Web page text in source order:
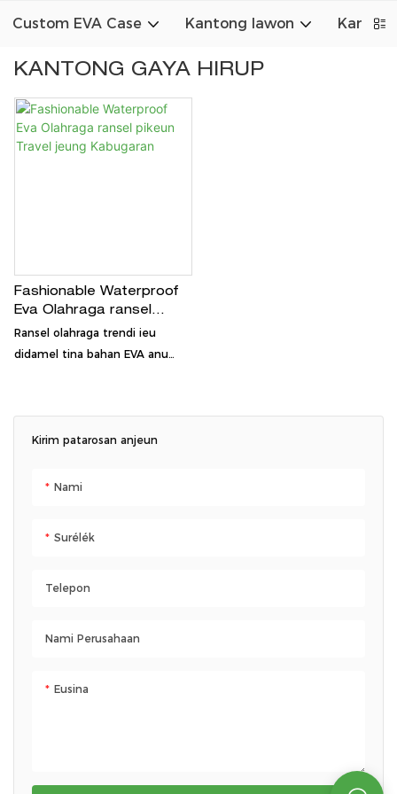
Custom EVA Case Kantong lawon
KANTONG GAYA HIRUP
Kirim patarosan anjeun
Nami
Surélék
Telepon
Nami Perusahaan
Eusina
Fashionable Waterproof
Eva Olahraga ransel
pikeun Travel jeung
Kabugaran
Ransel olahraga trendi ieu
didamel tina bahan EVA anu
gampang dibersihkeun. Éta
pilihan idéal pikeun jalma anu
atanapi bersepeda.